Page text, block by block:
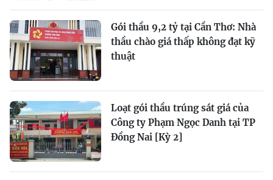
Gói thầu 9,2 tỷ tại Cần Thơ: Nhà
thầu chào giá thấp không đạt kỹ
thuật
Loạt gói thầu trúng sát giá của
Công ty Phạm Ngọc Danh tại TP
Đồng Nai [Kỳ 2]